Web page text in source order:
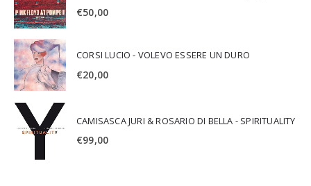
€50,00
CORSI LUCIO - VOLEVO ESSERE UN DURO
€20,00
CAMISASCA JURI & ROSARIO DI BELLA - SPIRITUALITY
€99,00